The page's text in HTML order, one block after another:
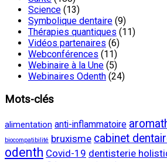
Science (13)
Symbolique dentaire (9)
Thérapies quantiques (11)
Vidéos partenaires (6)
Webconférences (11)
Webinaire à la Une (5)
Webinaires Odenth (24)
Mots-clés
alimentation anti-inflammatoire
biocompatibilité bruxisme cabinet
odenth Covid-19 dentisterie